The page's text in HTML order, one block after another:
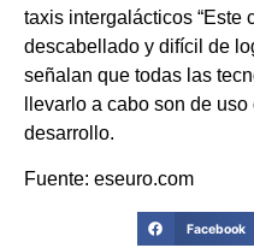
taxis intergalácticos “Este
descabellado y difícil de
señalan que todas las
llevarlo a cabo son de
desarrollo.
Fuente: eseuro.com
Facebook